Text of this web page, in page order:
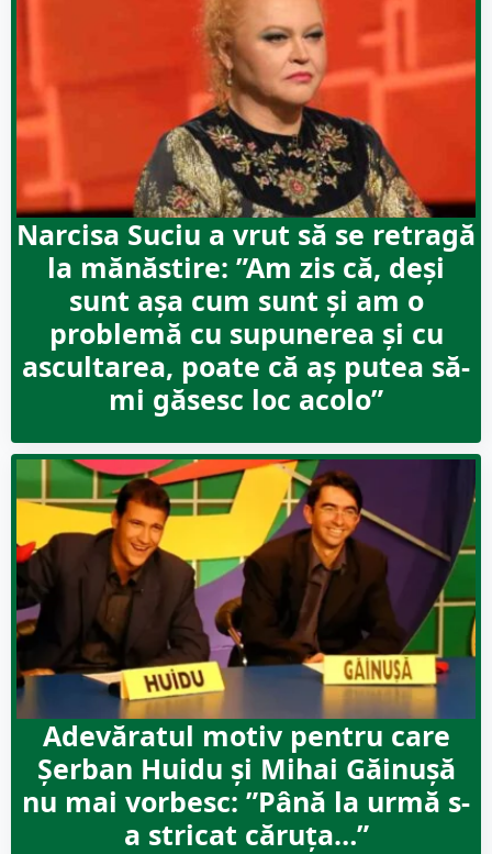
Narcisa Suciu a vrut să se retragă
la mănăstire: ”Am zis că, deși
sunt așa cum sunt și am o
problemă cu supunerea și cu
ascultarea, poate că aș putea să-
mi găsesc loc acolo”
Adevăratul motiv pentru care
Șerban Huidu și Mihai Găinușă
nu mai vorbesc: ”Până la urmă s-
a stricat căruța…”